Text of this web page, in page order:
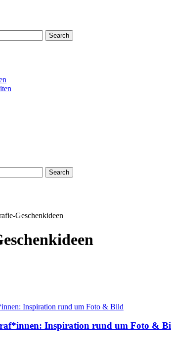
Search
Search
Geschenkideen
Inspiration rund um Foto &